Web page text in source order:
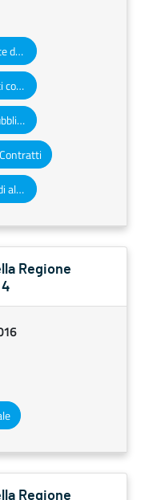
Decreti e ordinanze del Presidente della Giunta regionale
Determinazioni dirigenziali aventi contenuto di interesse generale
Atti degli enti locali e degli enti pubblici e privati
Altri atti e avvisi della Regione e di altri enti pubblici che interessano la collettività regionale
Regione
Regione